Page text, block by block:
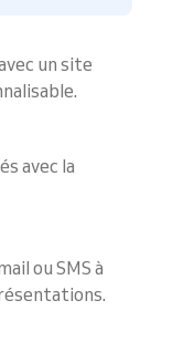
un site
avec la
ou SMS à